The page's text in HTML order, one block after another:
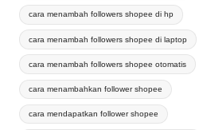
cara menambah followers shopee di hp
cara menambah followers shopee di laptop
cara menambah followers shopee otomatis
cara menambahkan follower shopee
cara mendapatkan follower shopee